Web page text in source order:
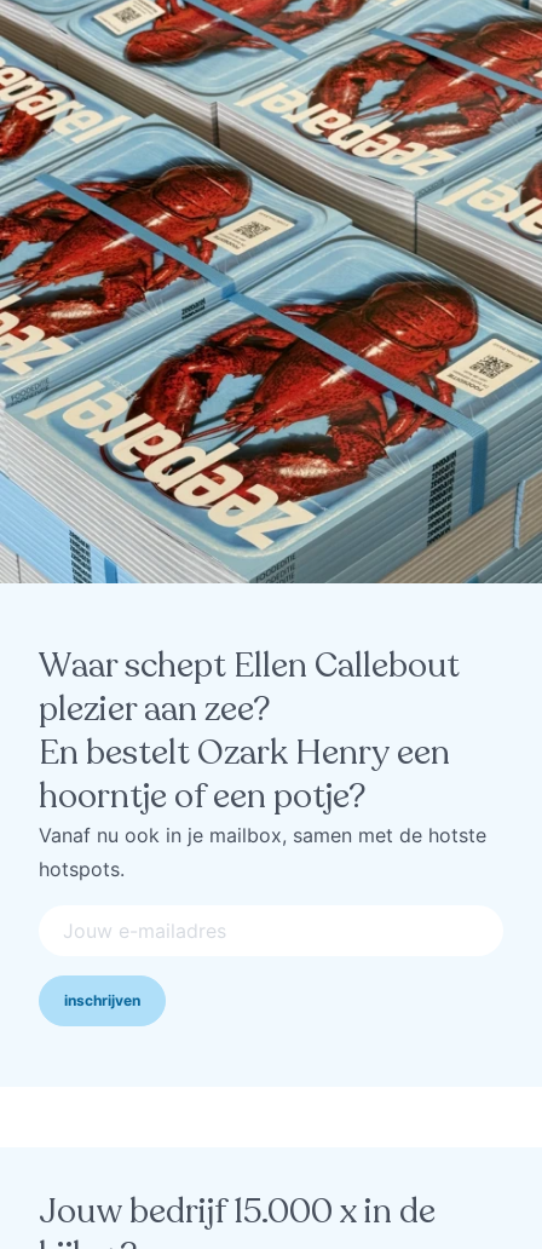
Waar schept Ellen Callebout
plezier aan zee?
En bestelt Ozark Henry een
hoorntje of een potje?
Vanaf nu ook in je mailbox, samen met de hotste
hotspots.
inschrijven
Jouw bedrijf 15.000 x in de